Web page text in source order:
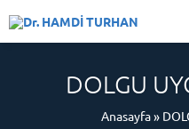
DOLGU
Anasayfa»